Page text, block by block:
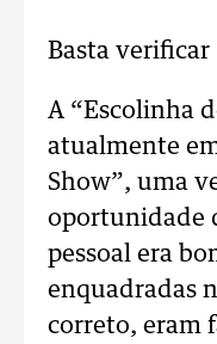
Basta verificar
A “Escolinha
atualmente
Show”, uma
oportunidade
pessoal era
enquadradas
correto, eram